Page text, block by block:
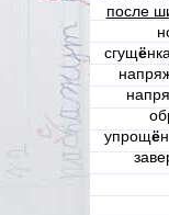
после
сгущё
упрощё